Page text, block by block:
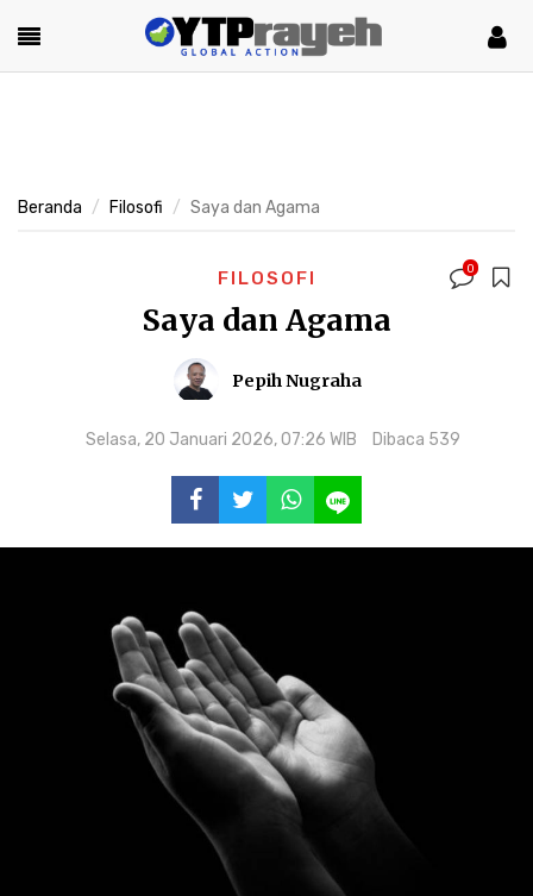
Beranda Filosofi Saya dan Agama
FILOSOFI 0
Saya dan Agama
Pepih Nugraha
Selasa, 20 Januari 2026, 07:26 WIB Dibaca 539